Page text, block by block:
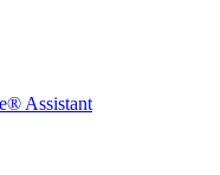
Assistant